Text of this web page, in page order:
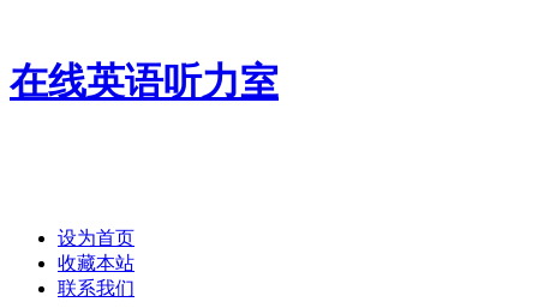
在线英语听力室
设为首页
收藏本站
联系我们